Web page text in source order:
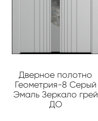
Дверное полотно
Геометрия-8 Серый
Эмаль Зеркало грей
ДО